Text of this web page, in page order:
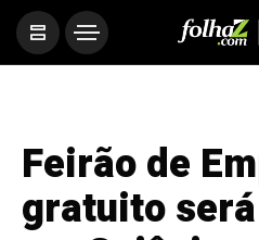
Feirão de
gratuito